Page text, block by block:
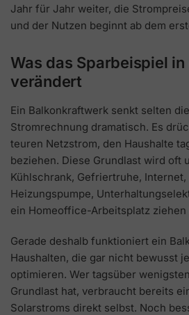
Jahr für Jahr weiter, die
und der Nutzen beginnt ab dem
Was das Sparbeispiel
verändert
Ein Balkonkraftwerk senkt selten
Stromrechnung dramatisch. Es
teuren Netzstrom, den Haushalte
beziehen. Diese Grundlast wird oft
Kühlschrank, Gefriertruhe, Internet,
Heizungspumpe,
ein Homeoffice-Arbeitsplatz ziehen
Gerade deshalb funktioniert ein
Haushalten, die gar nicht bewusst
optimieren. Wer tagsüber
Grundlast hat, verbraucht bereits
Solarstroms direkt selbst. Noch